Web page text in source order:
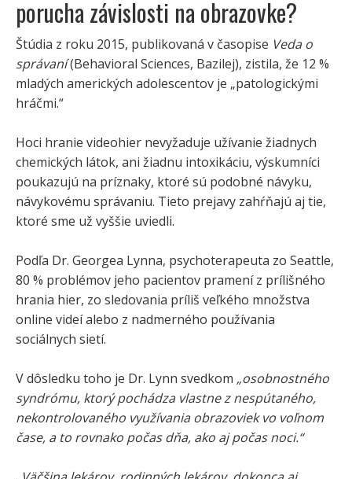
porucha závislosti na obrazovke?
Štúdia z roku 2015, publikovaná v časopise Veda o
správaní(Behavioral Sciences, Bazilej), zistila, že 12 %
mladých amerických adolescentov je „patologickými
hráčmi.“
Hoci hranie videohier nevyžaduje užívanie žiadnych
chemických látok, ani žiadnu intoxikáciu, výskumníci
poukazujú na príznaky, ktoré sú podobné návyku,
návykovému správaniu. Tieto prejavy zahŕňajú aj tie,
ktoré sme už vyššie uviedli.
Podľa Dr. Georgea Lynna, psychoterapeuta zo Seattle,
80 % problémov jeho pacientov pramení z prílišného
hrania hier, zo sledovania príliš veľkého množstva
online videí alebo z nadmerného používania
sociálnych sietí.
V dôsledku toho je Dr. Lynn svedkom „osobnostného
syndrómu, ktorý pochádza vlastne z nespútaného,
nekontrolovaného využívania obrazoviek vo voľnom
čase, a to rovnako počas dňa, ako aj počas noci.“